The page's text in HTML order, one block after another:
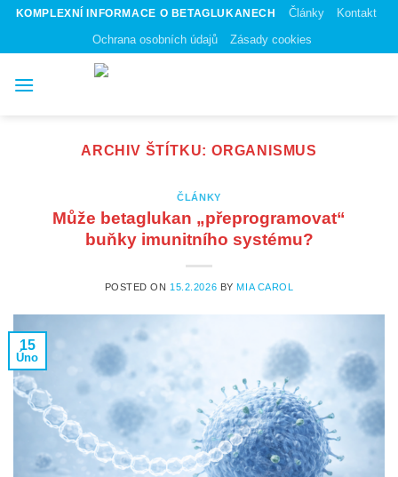
Skip
content
KOMPLEXNÍ INFORMACE O BETAGLUKANECH Články
Kontakt
Ochrana osobních údajů
Zásady cookies
ARCHIV ŠTÍTKU: ORGANISMUS
ČLÁNKY
Může betaglukan „přeprogramovat“
buňky imunitního systému?
POSTED ON 15.2.2026 BYMIA CAROL
15
Úno